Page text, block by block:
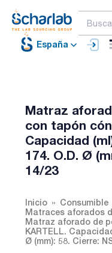
España
Matraz
con tapón
Capacidad
174. O.D. Ø
14/23
Inicio Consumible
Matraces aforados
Matraz aforado de
KARTELL.
Ø (mm): 58. Cierre: